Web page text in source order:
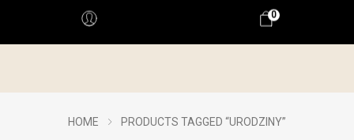
0
HOME PRODUCTS TAGGED “URODZINY”